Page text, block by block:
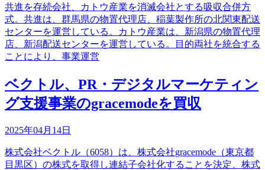
共進を存続会社、カトウ産業を消滅会社とする吸収合併方
式。共進は、群馬県の物置代理店、稲葉製作所の北関東配送
センターを運営している。カトウ産業は、新潟県の物置代理
店、新潟配送センターを運営している。目的両社を統合する
ことにより、事業運営
ベクトル、PR・デジタルマーケティン
グ支援事業のgracemodeを買収
2025年04月14日
株式会社ベクトル（6058）は、株式会社gracemode（東京都
目黒区）の株式を取得し連結子会社化することを決定、株式